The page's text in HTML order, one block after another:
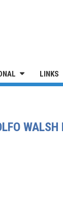
LINKS